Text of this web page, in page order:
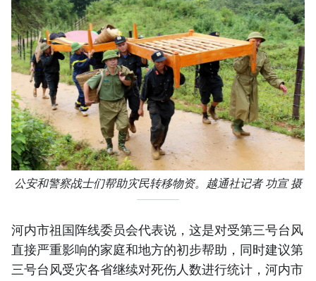
公安和警察战士们帮助灾民转移物资。越通社记者 功宣 摄
河内市祖国阵线委员会代表说，这是对受第三号台风
直接严重影响的家庭和地方的初步帮助，同时建议第
三号台风受灾各省继续对死伤人数进行统计，河内市